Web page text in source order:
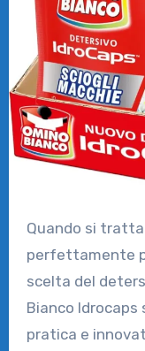
Quando si tratta di mantenere i propri capi
perfettamente
scelta del
Bianco Idrocaps
pratica e